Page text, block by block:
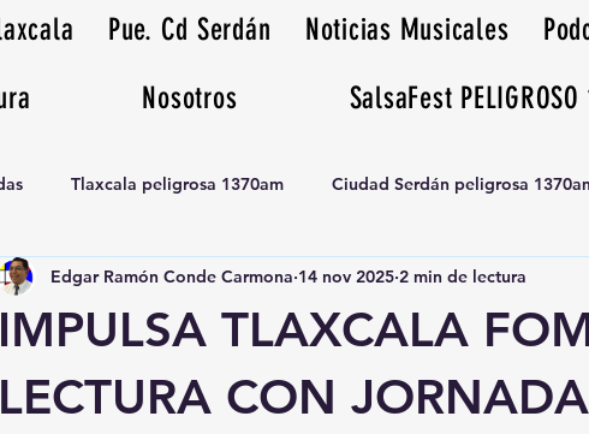
Pue. Cd Serdán Noticias Musicales
Nosotros SalsaFest
Tlaxcala peligrosa 1370am Ciudad Serdán peligrosa
radio 1370am Tianguis peligrosa 1370am huamantla
IMPULSA TLAXCALA
LECTURA CON
Edgar Ramón Conde Carmona 14 nov 2025 2 min de lectura